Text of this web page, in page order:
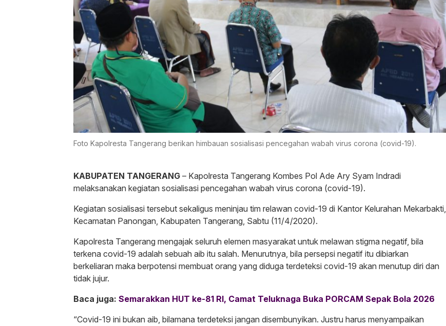
Foto Kapolresta Tangerang berikan himbauan sosialisasi pencegahan wabah virus corona (covid-19).
KABUPATEN TANGERANG – Kapolresta Tangerang Kombes Pol Ade Ary Syam Indradi
melaksanakan kegiatan sosialisasi pencegahan wabah virus corona (covid-19).
Kegiatan sosialisasi tersebut sekaligus meninjau tim relawan covid-19 di Kantor Kelurahan Mekarbakti,
Kecamatan Panongan, Kabupaten Tangerang, Sabtu (11/4/2020).
Kapolresta Tangerang mengajak seluruh elemen masyarakat untuk melawan stigma negatif, bila
terkena covid-19 adalah sebuah aib itu salah. Menurutnya, bila persepsi negatif itu dibiarkan
berkeliaran maka berpotensi membuat orang yang diduga terdeteksi covid-19 akan menutup diri dan
tidak jujur.
Baca juga: Semarakkan HUT ke-81 RI, Camat Teluknaga Buka PORCAM Sepak Bola 2026
“Covid-19 ini bukan aib, bilamana terdeteksi jangan disembunyikan. Justru harus menyampaikan